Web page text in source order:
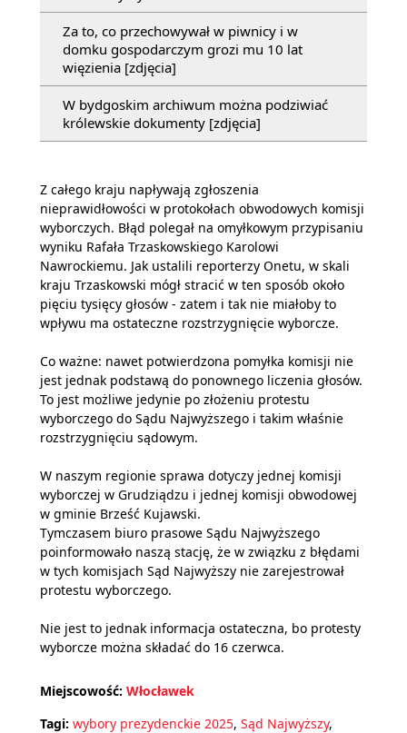
Za to, co przechowywał w piwnicy i w
domku gospodarczym grozi mu 10 lat
więzienia [zdjęcia]
W bydgoskim archiwum można podziwiać
królewskie dokumenty [zdjęcia]
Z całego kraju napływają zgłoszenia
nieprawidłowości w protokołach obwodowych komisji
wyborczych. Błąd polegał na omyłkowym przypisaniu
wyniku Rafała Trzaskowskiego Karolowi
Nawrockiemu. Jak ustalili reporterzy Onetu, w skali
kraju Trzaskowski mógł stracić w ten sposób około
pięciu tysięcy głosów - zatem i tak nie miałoby to
wpływu ma ostateczne rozstrzygnięcie wyborcze.
Co ważne: nawet potwierdzona pomyłka komisji nie
jest jednak podstawą do ponownego liczenia głosów.
To jest możliwe jedynie po złożeniu protestu
wyborczego do Sądu Najwyższego i takim właśnie
rozstrzygnięciu sądowym.
W naszym regionie sprawa dotyczy jednej komisji
wyborczej w Grudziądzu i jednej komisji obwodowej
w gminie Brześć Kujawski.
Tymczasem biuro prasowe Sądu Najwyższego
poinformowało naszą stację, że w związku z błędami
w tych komisjach Sąd Najwyższy nie zarejestrował
protestu wyborczego.
Nie jest to jednak informacja ostateczna, bo protesty
wyborcze można składać do 16 czerwca.
Miejscowość: Włocławek
Tagi: wybory prezydenckie 2025, Sąd Najwyższy,